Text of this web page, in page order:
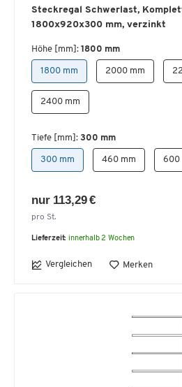
Steckregal Schwerlast,
1800x920x300 mm, verzinkt
Höhe [mm]: 1800 mm
1800 mm 2000 mm
2400 mm
Tiefe [mm]: 300 mm
300 mm 460 mm 600
nur 113,29 €
pro St.
Lieferzeit: innerhalb 2 Wochen
Vergleichen Merken